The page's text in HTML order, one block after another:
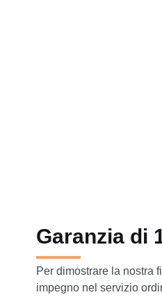
Garanzia di
Per dimostrare la nostra
impegno nel servizio